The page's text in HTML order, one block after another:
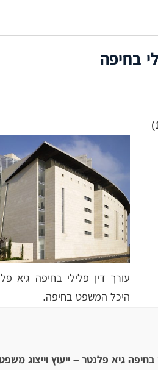
בחיפה
)
עורך דין פלילי בחיפה גיא
היכל המשפט בחיפה.
בחיפה גיא פלנטר – ייעוץ וייצוג